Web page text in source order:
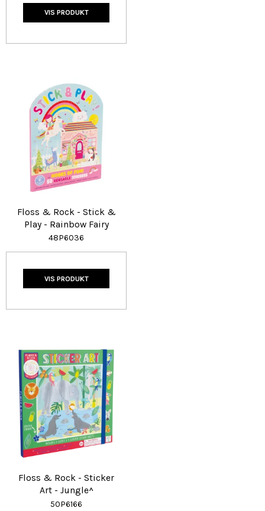
VIS PRODUKT
Floss & Rock - Stick &
Play - Rainbow Fairy
48P6036
VIS PRODUKT
Floss & Rock - Sticker
Art - Jungle^
50P6166